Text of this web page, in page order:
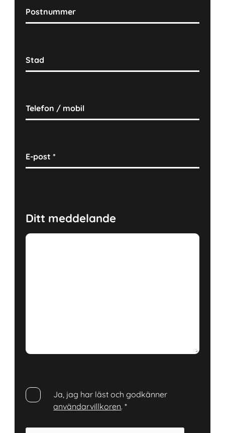
Postnummer
Stad
Telefon / mobil
E-post*
Ditt meddelande
Ja, jag har läst och godkänner
användarvillkoren.*